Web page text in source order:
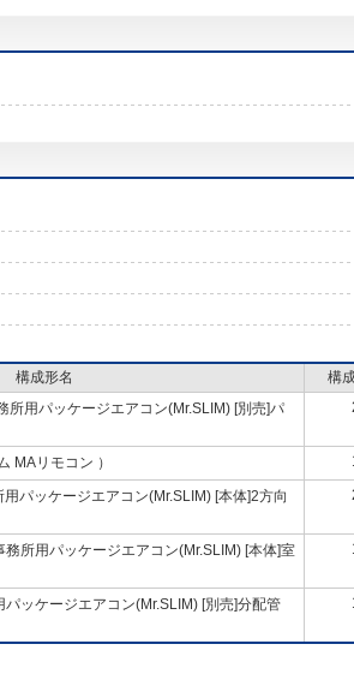
構成形名
構
所用パッケージエアコン(Mr.SLIM) [別売]パ
MAリモコン ）
用パッケージエアコン(Mr.SLIM) [本体]2方向
務所用パッケージエアコン(Mr.SLIM) [本体]室
パッケージエアコン(Mr.SLIM) [別売]分配管